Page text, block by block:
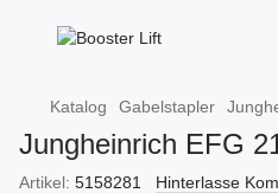
Katalog Gabelstapler
Jungheinrich EFG
Artikel: 5158281 Hinterlasse